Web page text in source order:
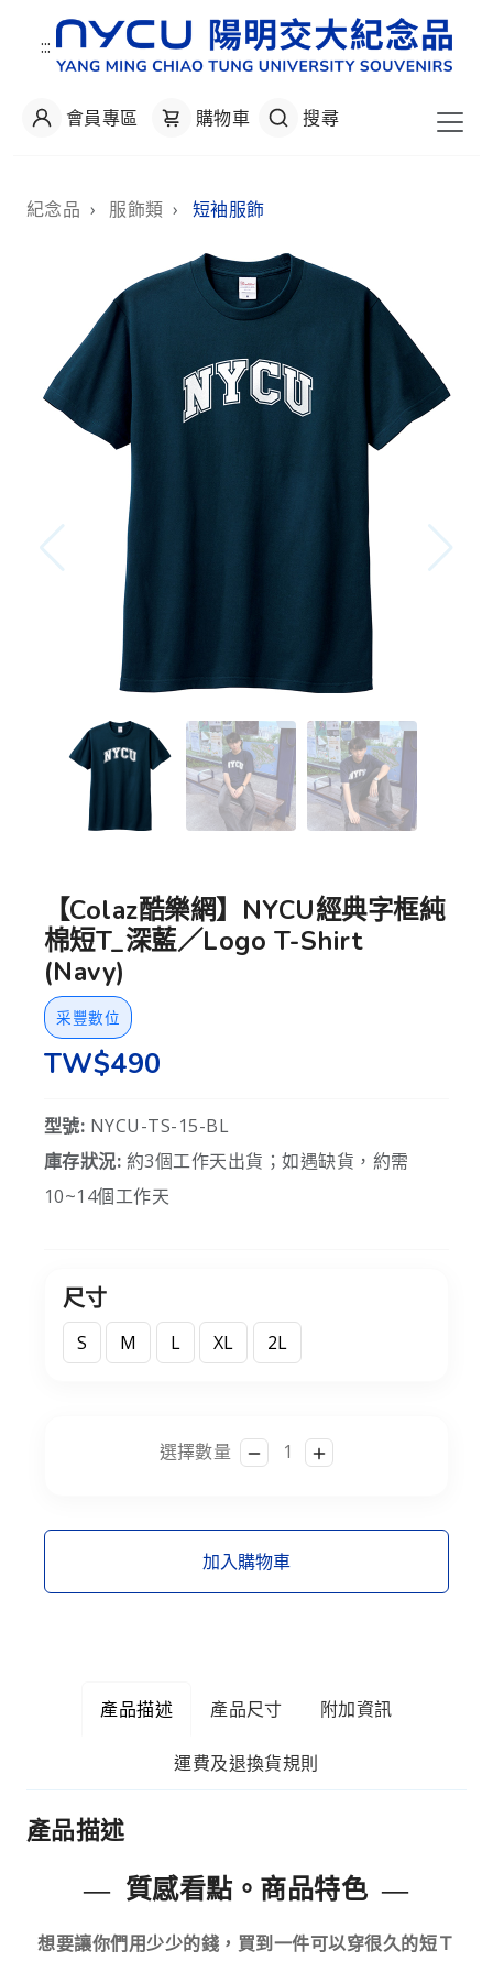
:::
會員專區 購物車 搜尋
紀念品 › 服飾類 › 短袖服飾
【Colaz酷樂網】NYCU經典字框純
棉短T_深藍／Logo T-Shirt
(Navy)
采豐數位
TW$490
型號: NYCU-TS-15-BL
庫存狀況: 約3個工作天出貨；如遇缺貨，約需
10~14個工作天
尺寸
S M L XL 2L
選擇數量
加入購物車
產品描述 產品尺寸 附加資訊
運費及退換貨規則
產品描述
— 質感看點。商品特色 —
想要讓你們用少少的錢，買到一件可以穿很久的短Ｔ